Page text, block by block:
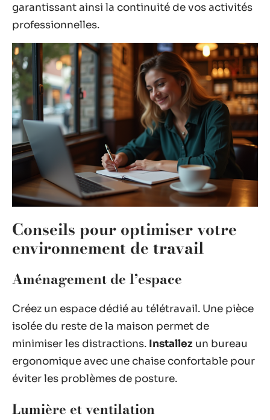
garantissant ainsi la continuité de vos activités
professionnelles.
Conseils pour optimiser votre
environnement de travail
Aménagement de l’espace
Créez un espace dédié au télétravail. Une pièce
isolée du reste de la maison permet de
minimiser les distractions. Installez un bureau
ergonomique avec une chaise confortable pour
éviter les problèmes de posture.
Lumière et ventilation